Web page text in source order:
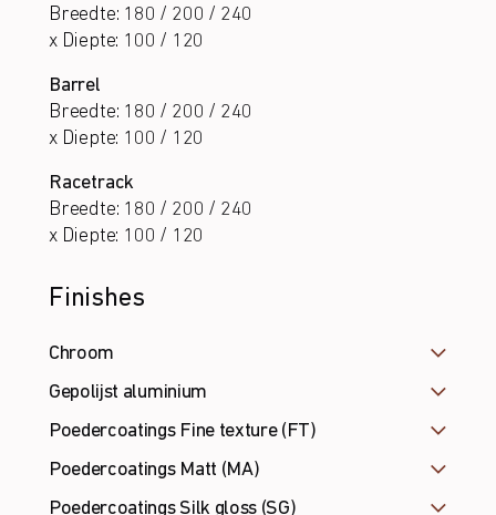
Breedte: 180 / 200 / 240
x Diepte: 100 / 120
Barrel
Breedte: 180 / 200 / 240
x Diepte: 100 / 120
Racetrack
Breedte: 180 / 200 / 240
x Diepte: 100 / 120
Finishes
Chroom
Gepolijst aluminium
Poedercoatings Fine texture (FT)
Poedercoatings Matt (MA)
Poedercoatings Silk gloss (SG)